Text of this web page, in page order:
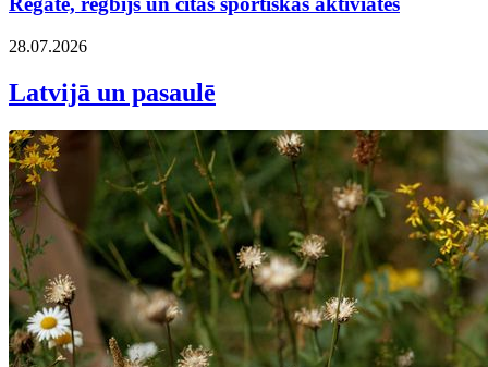
28.07.2026
Latvijā un pasaulē